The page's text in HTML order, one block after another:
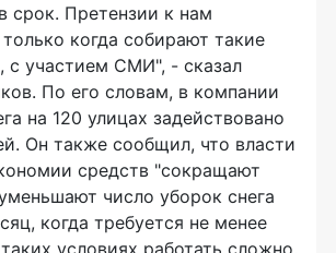
срок. Претензии к нам
когда собирают такие
с участием СМИ", - сказал
По его словам, в компании
на 120 улицах задействовано
Он также сообщил, что власти
средств "сокращают
число уборок снега
когда требуется не менее